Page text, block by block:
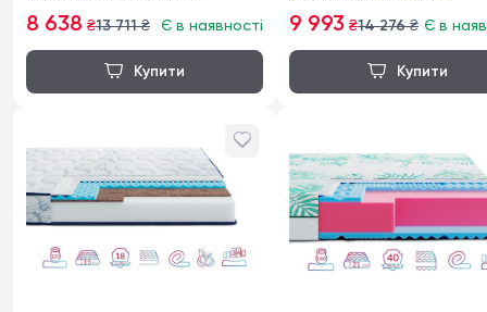
8 638 ₴13 711₴ Є в наявності 9 993 ₴14 276₴ Є в